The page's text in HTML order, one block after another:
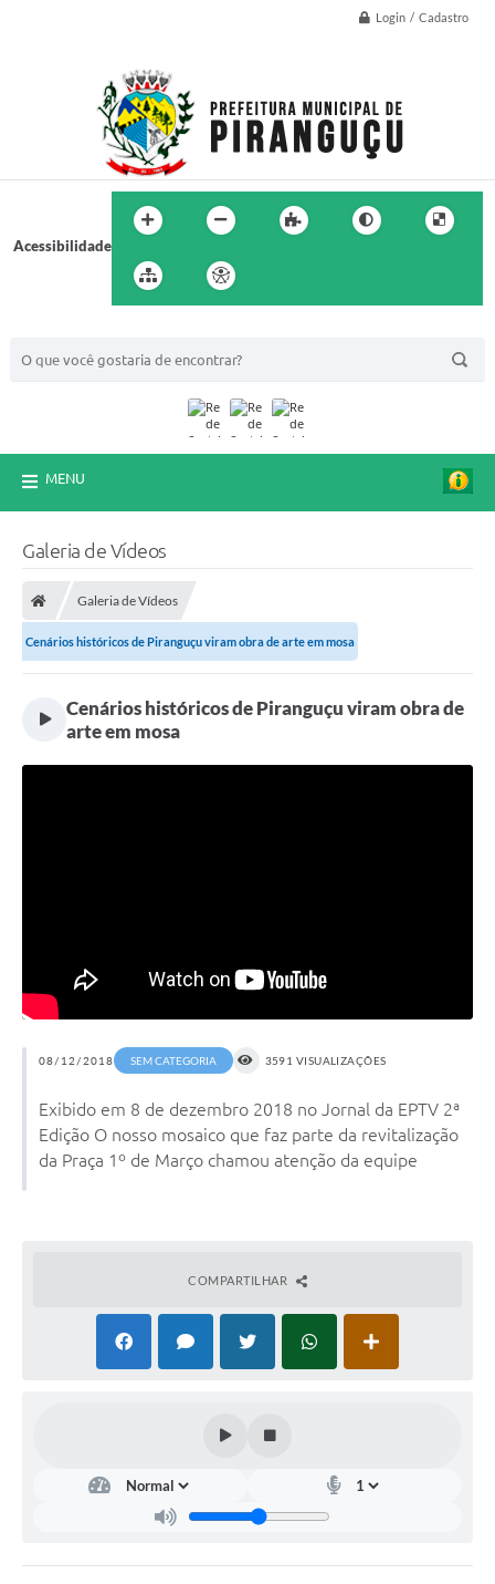
Login / Cadastro
Acessibilidade
MENU
Galeria de Vídeos
Galeria de Vídeos
Cenários históricos de Piranguçu viram obra de arte em mosa
Cenários históricos de Piranguçu viram obra de
arte em mosa
08/12/2018 SEM CATEGORIA 3591 VISUALIZAÇÕES
Exibido em 8 de dezembro 2018 no Jornal da EPTV 2ª
Edição O nosso mosaico que faz parte da revitalização
da Praça 1º de Março chamou atenção da equipe
COMPARTILHAR